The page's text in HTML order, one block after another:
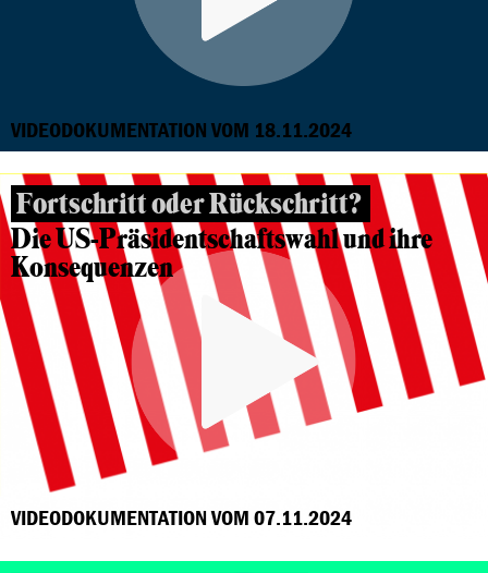
VIDEODOKUMENTATION VOM 18.11.2024
Fortschritt oder Rückschritt?
Die US-Präsidentschaftswahl und ihre
Konsequenzen
VIDEODOKUMENTATION VOM 07.11.2024